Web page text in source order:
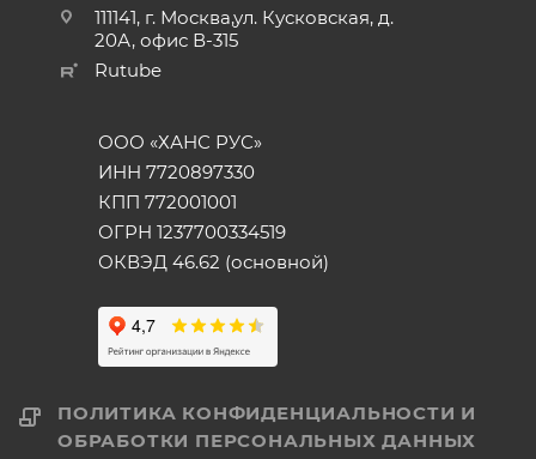
111141, г. Москва,ул. Кусковская, д.
20А, офис В-315
Rutube
ООО «ХАНС РУС»
ИНН 7720897330
КПП 772001001
ОГРН 1237700334519
ОКВЭД 46.62 (основной)
ПОЛИТИКА КОНФИДЕНЦИАЛЬНОСТИ И
ОБРАБОТКИ ПЕРСОНАЛЬНЫХ ДАННЫХ